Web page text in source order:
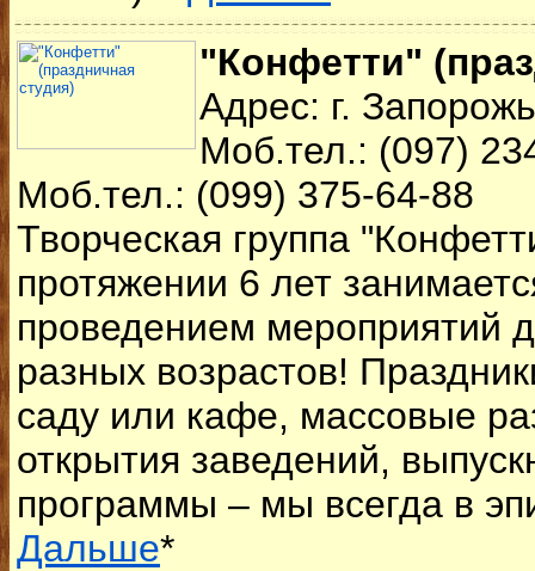
"Конфетти"
Адрес: г.
Моб.тел.: (097)
Моб.тел.: (099) 375-64-88
Творческая группа
протяжении 6 лет
проведением мероприятий
разных возрастов!
саду или кафе, массовые
открытия заведений,
программы – мы всегда в
Дальше*